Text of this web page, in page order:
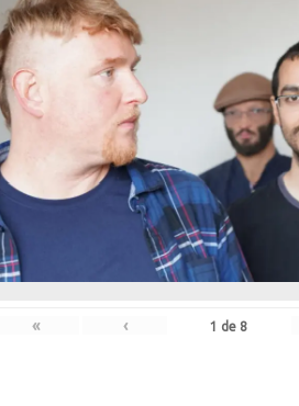
« ‹ 1 de 8